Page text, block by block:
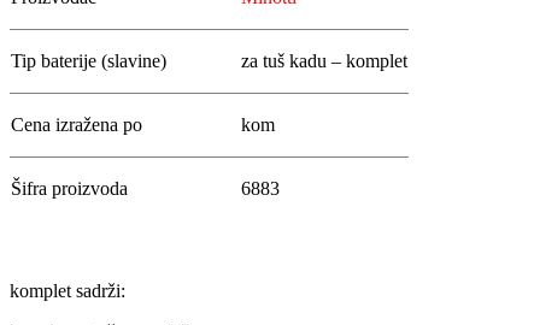
Tip baterije (slavine) za tuš kadu – komplet
Cena izražena po kom
Šifra proizvoda 6883
komplet sadrži: